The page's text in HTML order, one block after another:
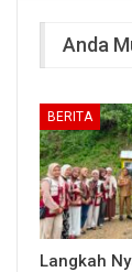
Anda
BERITA
Langkah